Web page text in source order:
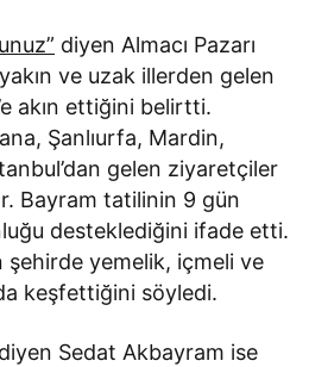
diyen Almacı Pazarı
ve uzak illerden gelen
akın ettiğini belirtti.
Şanlıurfa, Mardin,
gelen ziyaretçiler
Bayram tatilinin 9 gün
desteklediğini ifade etti.
yemelik, içmeli ve
keşfettiğini söyledi.
diyen Sedat Akbayram ise